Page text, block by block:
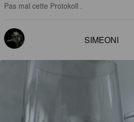
Pas mal cette Protokoll .
SIMEONI